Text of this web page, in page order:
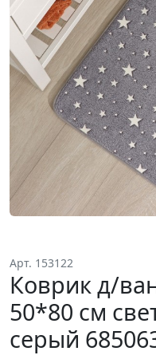
Арт. 153122
Коврик д/
50*80 см
серый